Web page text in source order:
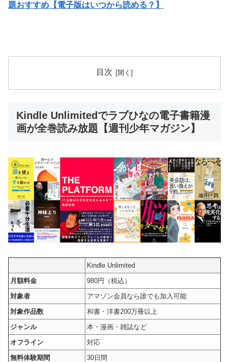
題おすすめ【電子版はいつから読める？】
目次
Kindle Unlimitedでラブひなの電子書籍漫
画が全巻読み放題【週刊少年マガジン】
Kindle Unlimited
月額料金
980円（税込）
対象者
アマゾン会員なら誰でも加入可能
対象作品数
和書・洋書200万冊以上
ジャンル
本・漫画・雑誌など
オフライン
対応
無料体験期間
30日間